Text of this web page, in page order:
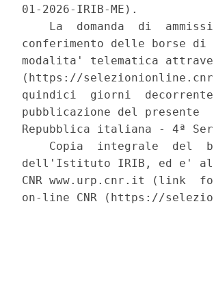
01-2026-IRIB-ME).
La  domanda  di
conferimento delle borse
modalita' telematica
(https://
quindici  giorni
pubblicazione del
Repubblica italiana - 4ª
Copia  integrale  del
dell'Istituto IRIB, ed e'
CNR www.urp.cnr.it (link
on-line CNR (https://